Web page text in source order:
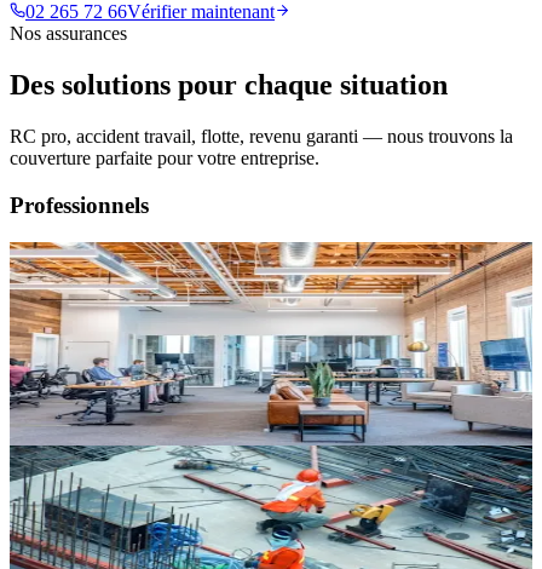
02 265 72 66Vérifier maintenant
Nos assurances
Des solutions pour chaque situation
RC pro, accident travail, flotte, revenu garanti — nous trouvons la
couverture parfaite pour votre entreprise.
Professionnels
RC Entreprise
Protégez votre activité contre les réclamations tiers. Jusqu'à 2,5M€
par sinistre.
Découvrir
Accident Travail
Assurance obligatoire pour vos employés. Mise en conformité